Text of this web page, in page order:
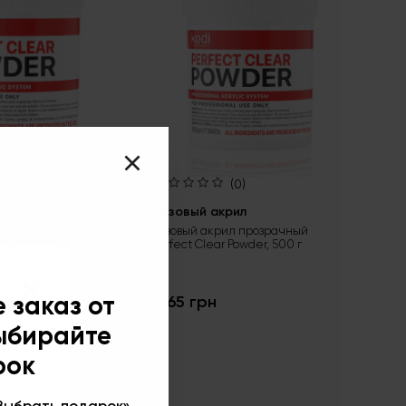
×
(0)
Базовый акрил
Базовый акрил прозрачный
Perfect Clear Powder, 500 г
2165 грн
от